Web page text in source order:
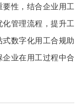
性，结合企业用工
管理流程，提升工
数字化用工合规助
业在用工过程中合